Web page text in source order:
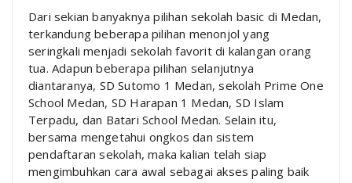
Dari sekian banyaknya pilihan sekolah basic di Medan,
terkandung beberapa pilihan menonjol yang
seringkali menjadi sekolah favorit di kalangan orang
tua. Adapun beberapa pilihan selanjutnya
diantaranya, SD Sutomo 1 Medan, sekolah Prime One
School Medan, SD Harapan 1 Medan, SD Islam
Terpadu, dan Batari School Medan. Selain itu,
bersama mengetahui ongkos dan sistem
pendaftaran sekolah, maka kalian telah siap
mengimbuhkan cara awal sebagai akses paling baik